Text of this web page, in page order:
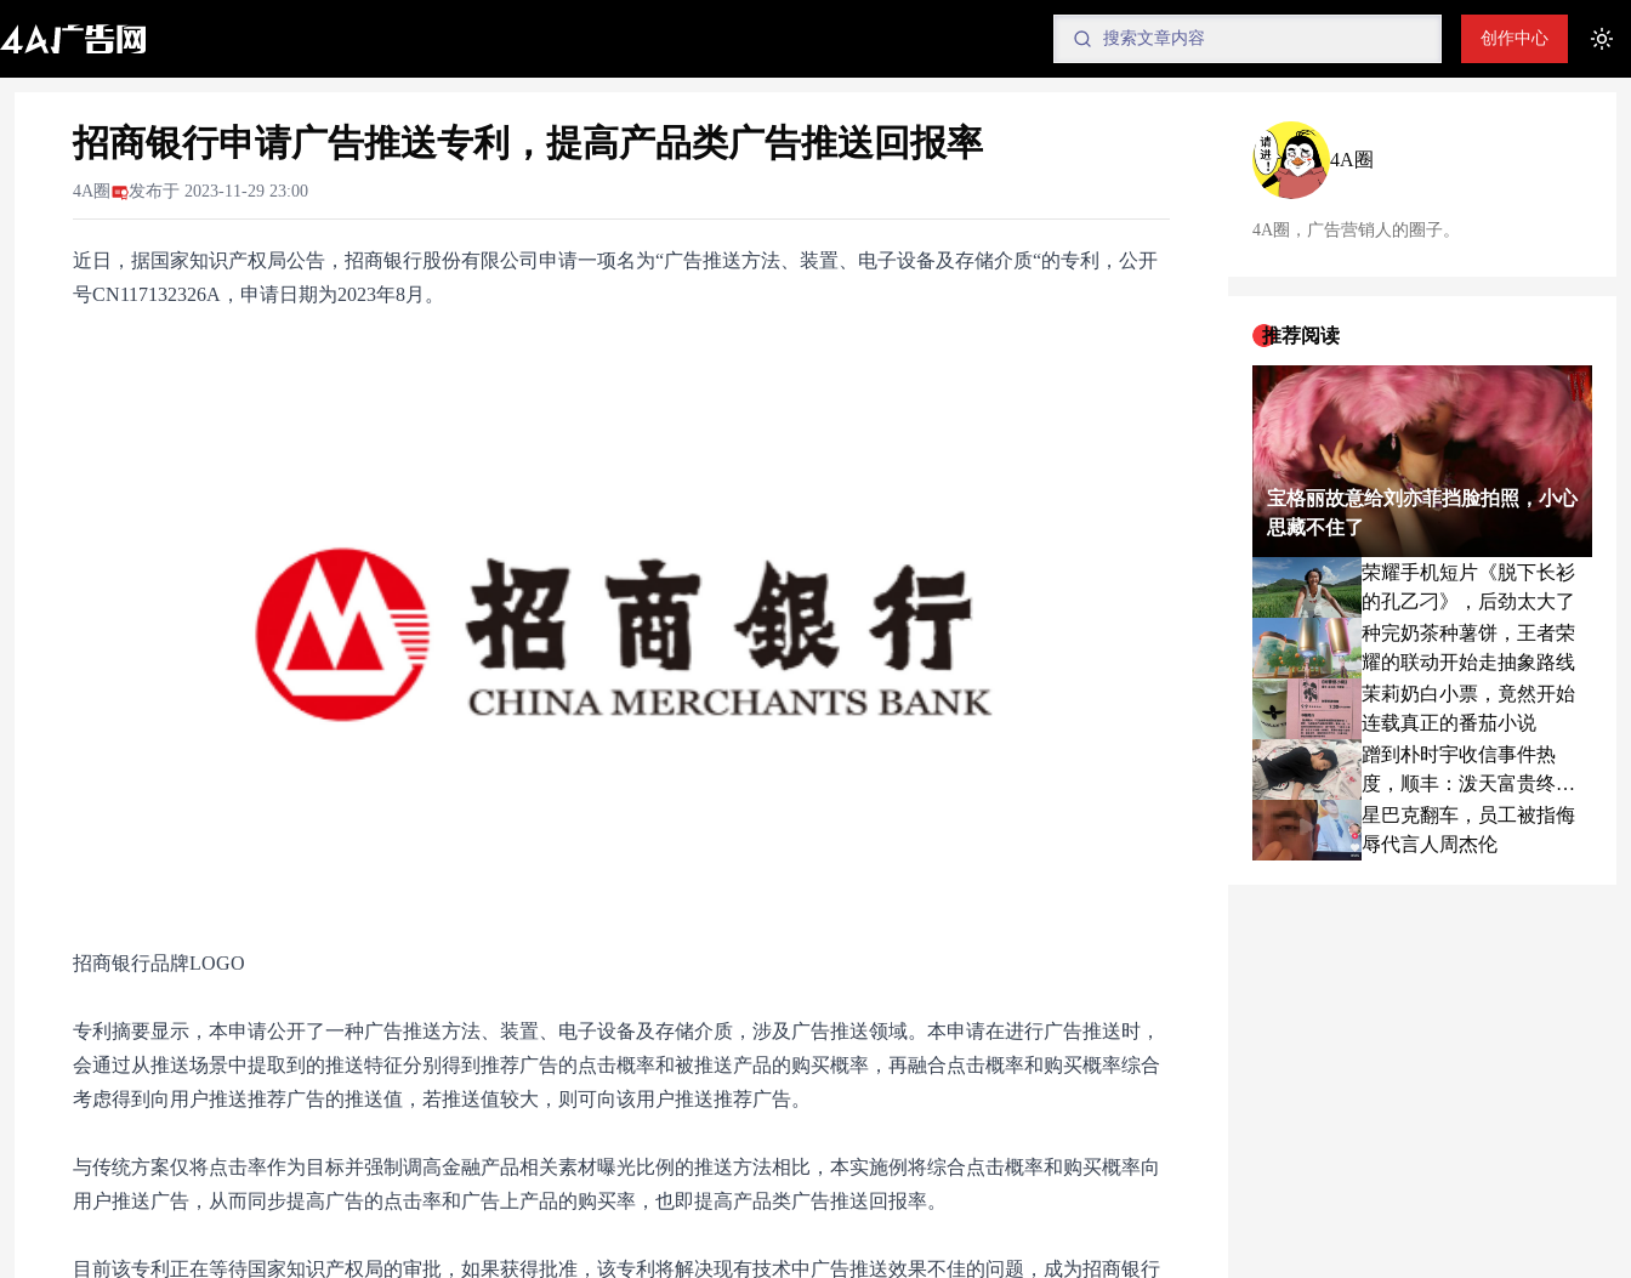
创作中心
招商银行申请广告推送专利，提高产品类广告推送回报率
4A圈 发布于 2023-11-29 23:00
近日，据国家知识产权局公告，招商银行股份有限公司申请一项名为“广告推送方法、装置、电子设备及存储介质“的专利，公开
号CN117132326A，申请日期为2023年8月。
招商银行品牌LOGO
专利摘要显示，本申请公开了一种广告推送方法、装置、电子设备及存储介质，涉及广告推送领域。本申请在进行广告推送时，
会通过从推送场景中提取到的推送特征分别得到推荐广告的点击概率和被推送产品的购买概率，再融合点击概率和购买概率综合
考虑得到向用户推送推荐广告的推送值，若推送值较大，则可向该用户推送推荐广告。
与传统方案仅将点击率作为目标并强制调高金融产品相关素材曝光比例的推送方法相比，本实施例将综合点击概率和购买概率向
用户推送广告，从而同步提高广告的点击率和广告上产品的购买率，也即提高产品类广告推送回报率。
目前该专利正在等待国家知识产权局的审批，如果获得批准，该专利将解决现有技术中广告推送效果不佳的问题，成为招商银行
4A圈
4A圈，广告营销人的圈子。
推荐阅读
宝格丽故意给刘亦菲挡脸拍照，小心
思藏不住了
荣耀手机短片《脱下长衫
的孔乙刁》，后劲太大了
种完奶茶种薯饼，王者荣
耀的联动开始走抽象路线
茉莉奶白小票，竟然开始
连载真正的番茄小说
蹭到朴时宇收信事件热
度，顺丰：泼天富贵终于
轮到我了
星巴克翻车，员工被指侮
辱代言人周杰伦